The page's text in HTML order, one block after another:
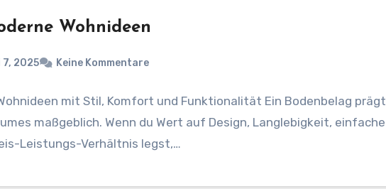
Wohnideen
7, 2025 Keine Kommentare
mit Stil, Komfort und Funktionalität Ein Bodenbelag prägt
maßgeblich. Wenn du Wert auf Design, Langlebigkeit, einfache
Leistungs-Verhältnis legst,…